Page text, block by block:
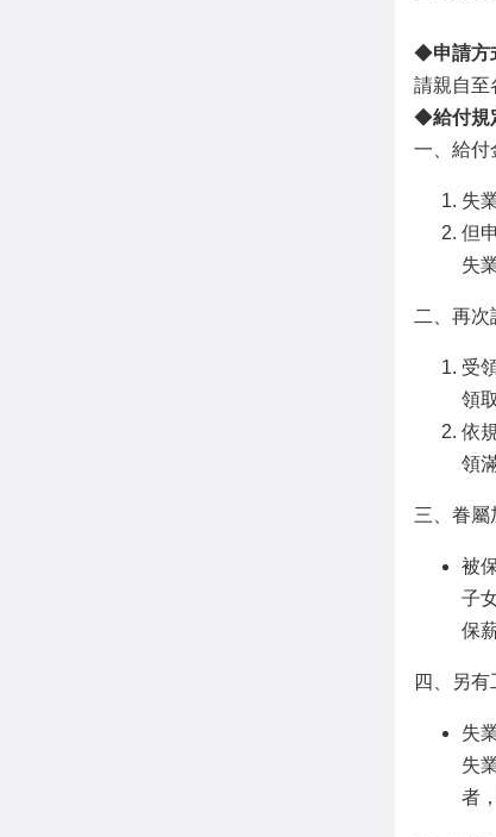
◆申請方
請親自至
◆給付規
一、給付
失
但
失
二、再次
受
領
依
領
三、眷屬
被
子
保
四、另
失
失
者